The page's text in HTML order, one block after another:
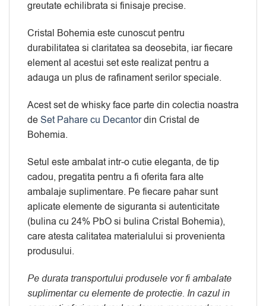
greutate echilibrata si finisaje precise.
Cristal Bohemia este cunoscut pentru
durabilitatea si claritatea sa deosebita, iar fiecare
element al acestui set este realizat pentru a
adauga un plus de rafinament serilor speciale.
Acest set de whisky face parte din colectia noastra
deSet Pahare cu Decantordin Cristal de
Bohemia.
Setul este ambalat intr-o cutie eleganta, de tip
cadou, pregatita pentru a fi oferita fara alte
ambalaje suplimentare. Pe fiecare pahar sunt
aplicate elemente de siguranta si autenticitate
(bulina cu 24% PbO si bulina Cristal Bohemia),
care atesta calitatea materialului si provenienta
produsului.
Pe durata transportului produsele vor fi ambalate
suplimentar cu elemente de protectie. In cazul in